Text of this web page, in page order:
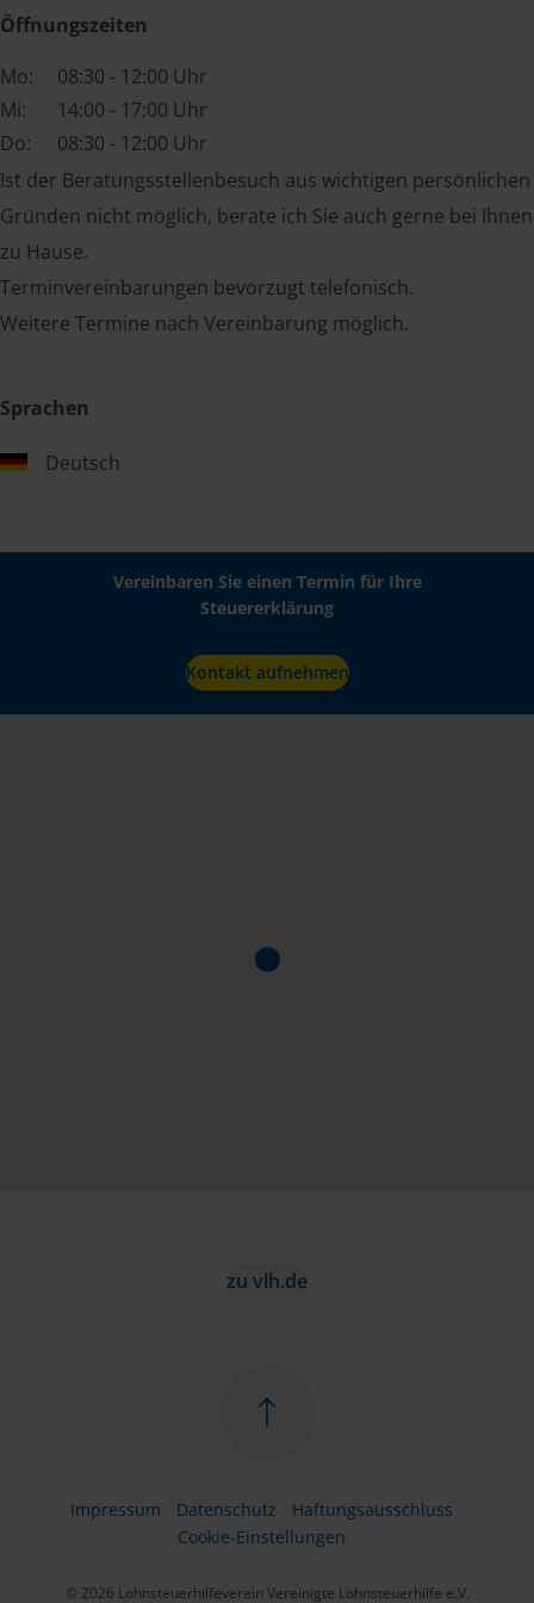
Öffnungszeiten
Mo:
08:30 - 12:00 Uhr
Mi:
14:00 - 17:00 Uhr
Do:
08:30 - 12:00 Uhr
Ist der Beratungsstellenbesuch aus wichtigen persönlichen
Gründen nicht möglich, berate ich Sie auch gerne bei Ihnen
zu Hause.
Terminvereinbarungen bevorzugt telefonisch.
Weitere Termine nach Vereinbarung möglich.
Sprachen
Deutsch
Vereinbaren Sie einen Termin für Ihre
Steuererklärung
Kontakt aufnehmen
zu vlh.de
Impressum Datenschutz
Haftungsausschluss
Cookie-Einstellungen
© 2026 Lohnsteuerhilfeverein Vereinigte Lohnsteuerhilfe e.V.